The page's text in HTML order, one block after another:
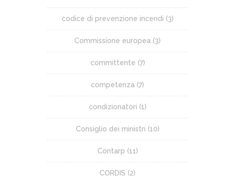
codice di prevenzione incendi (3)
Commissione europea (3)
committente (7)
competenza (7)
condizionatori (1)
Consiglio dei ministri (10)
Contarp (11)
CORDIS (2)